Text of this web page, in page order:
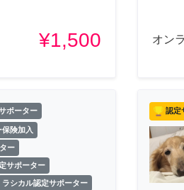
¥1,500 オン
ポーター
険加入
ー
サポーター
ラシカル認定サポーター
認定